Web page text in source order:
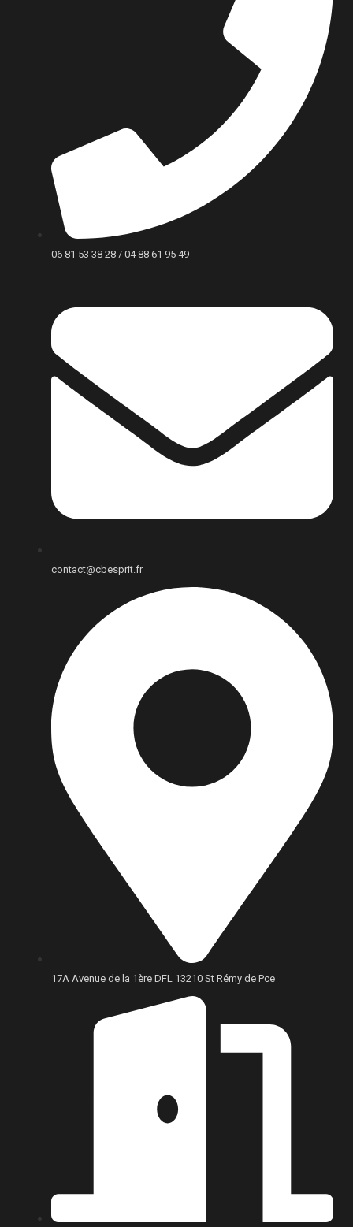
06 81 53 38 28 / 04 88 61 95 49
contact@cbesprit.fr
17A Avenue de la 1ère DFL 13210 St Rémy de Pce